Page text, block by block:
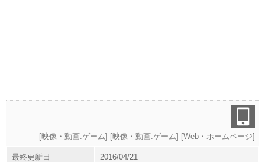
[映像・動画:ゲーム] [映像・動画:ゲーム] [Web・ホームページ]
最終更新日 2016/04/21